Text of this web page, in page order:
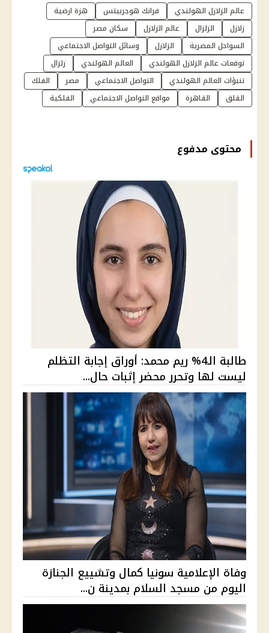
عالم الزلازل الهولندي فرانك هوجربيتس
هزة ارضية
زلازل
الزلزال عالم الزلازل
سكان مصر
السواحل المصرية
الزلازل
وسائل التواصل الاجتماعي
توقعات عالم الزلازل الهولندي
العالم الهولندي
زلزال
تنبؤات العالم الهولندي
التواصل الاجتماعي مصر
الفلك
القلق
القاهرة مواقع التواصل الاجتماعي الفلكية
محتوى مدفوع
طالبة الـ4% ريم محمد: أوراق إجابة التظلم
ليست لها وتحرر محضر إثبات حال...
وفاة الإعلامية سونيا كمال وتشييع الجنازة
اليوم من مسجد السلام بمدينة ن...